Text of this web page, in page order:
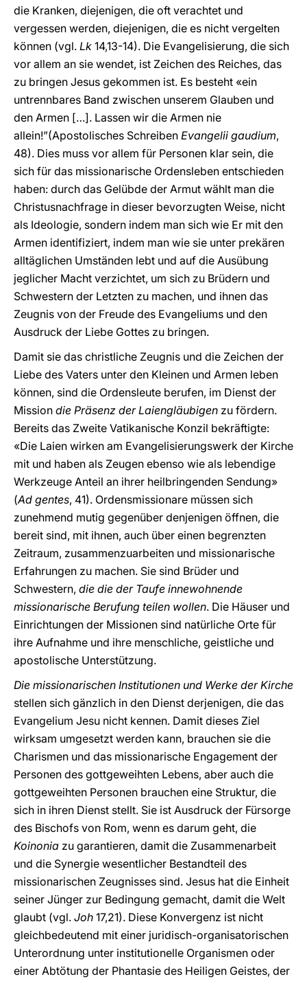
die Kranken, diejenigen, die oft verachtet und
vergessen werden, diejenigen, die es nicht vergelten
können (vgl. Lk 14,13-14). Die Evangelisierung, die sich
vor allem an sie wendet, ist Zeichen des Reiches, das
zu bringen Jesus gekommen ist. Es besteht «ein
untrennbares Band zwischen unserem Glauben und
den Armen […]. Lassen wir die Armen nie
allein!”(Apostolisches Schreiben Evangelii gaudium,
48). Dies muss vor allem für Personen klar sein, die
sich für das missionarische Ordensleben entschieden
haben: durch das Gelübde der Armut wählt man die
Christusnachfrage in dieser bevorzugten Weise, nicht
als Ideologie, sondern indem man sich wie Er mit den
Armen identifiziert, indem man wie sie unter prekären
alltäglichen Umständen lebt und auf die Ausübung
jeglicher Macht verzichtet, um sich zu Brüdern und
Schwestern der Letzten zu machen, und ihnen das
Zeugnis von der Freude des Evangeliums und den
Ausdruck der Liebe Gottes zu bringen.
Damit sie das christliche Zeugnis und die Zeichen der
Liebe des Vaters unter den Kleinen und Armen leben
können, sind die Ordensleute berufen, im Dienst der
Mission die Präsenz der Laiengläubigen zu fördern.
Bereits das Zweite Vatikanische Konzil bekräftigte:
«Die Laien wirken am Evangelisierungswerk der Kirche
mit und haben als Zeugen ebenso wie als lebendige
Werkzeuge Anteil an ihrer heilbringenden Sendung»
(Ad gentes, 41). Ordensmissionare müssen sich
zunehmend mutig gegenüber denjenigen öffnen, die
bereit sind, mit ihnen, auch über einen begrenzten
Zeitraum, zusammenzuarbeiten und missionarische
Erfahrungen zu machen. Sie sind Brüder und
Schwestern, die die der Taufe innewohnende
missionarische Berufung teilen wollen. Die Häuser und
Einrichtungen der Missionen sind natürliche Orte für
ihre Aufnahme und ihre menschliche, geistliche und
apostolische Unterstützung.
Die missionarischen Institutionen und Werke der Kirche
stellen sich gänzlich in den Dienst derjenigen, die das
Evangelium Jesu nicht kennen. Damit dieses Ziel
wirksam umgesetzt werden kann, brauchen sie die
Charismen und das missionarische Engagement der
Personen des gottgeweihten Lebens, aber auch die
gottgeweihten Personen brauchen eine Struktur, die
sich in ihren Dienst stellt. Sie ist Ausdruck der Fürsorge
des Bischofs von Rom, wenn es darum geht, die
Koinonia zu garantieren, damit die Zusammenarbeit
und die Synergie wesentlicher Bestandteil des
missionarischen Zeugnisses sind. Jesus hat die Einheit
seiner Jünger zur Bedingung gemacht, damit die Welt
glaubt (vgl. Joh 17,21). Diese Konvergenz ist nicht
gleichbedeutend mit einer juridisch-organisatorischen
Unterordnung unter institutionelle Organismen oder
einer Abtötung der Phantasie des Heiligen Geistes, der